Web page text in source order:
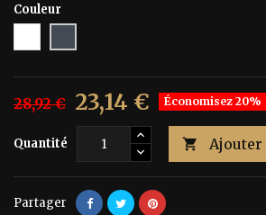
Couleur
28,92 € 23,14 € Économisez 20%
Quantité  Ajouter
Partager